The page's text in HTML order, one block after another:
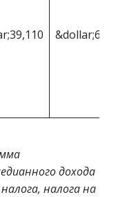
дохода
налога на